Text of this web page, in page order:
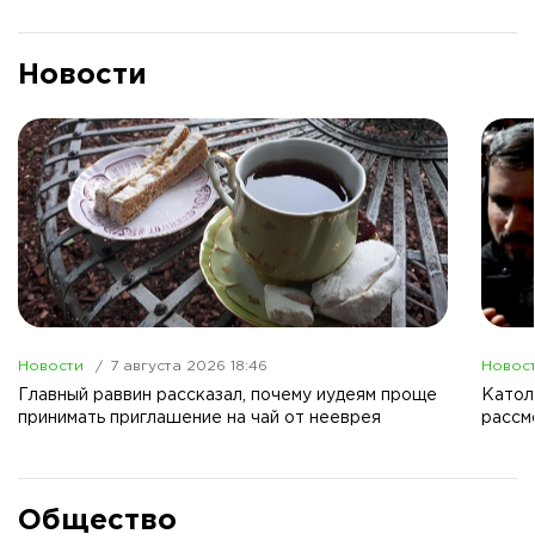
Новости
Новости 7 августа 2026 18:46
Главный раввин рассказал, почему иудеям проще
принимать приглашение на чай от нееврея
Общество